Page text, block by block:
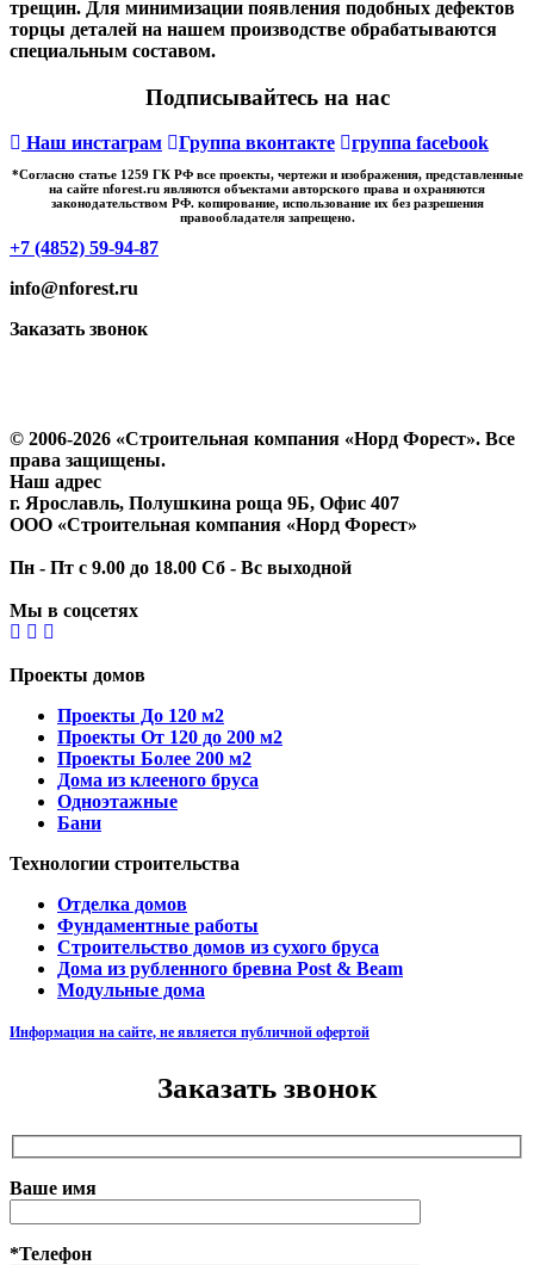
трещин. Для минимизации появления подобных дефектов
торцы деталей на нашем производстве обрабатываются
специальным составом.
Подписывайтесь на нас
Наш инстаграм Группа вконтакте группа facebook
*Cогласно статье 1259 ГК РФ все проекты, чертежи и изображения, представленные
на сайте nforest.ru являются объектами авторского права и охраняются
законодательством РФ. копирование, использование их без разрешения
правообладателя запрещено.
+7 (4852) 59-94-87
info@nforest.ru
Заказать звонок
© 2006-2026 «Строительная компания «Норд Форест». Все
права защищены.
Наш адрес
г. Ярославль, Полушкина роща 9Б, Офис 407
ООО «Строительная компания «Норд Форест»
Пн - Пт с 9.00 до 18.00 Сб - Вс выходной
Мы в соцсетях
Проекты домов
Проекты До 120 м2
Проекты От 120 до 200 м2
Проекты Более 200 м2
Дома из клееного бруса
Одноэтажные
Бани
Технологии строительства
Отделка домов
Фундаментные работы
Строительство домов из сухого бруса
Дома из рубленного бревна Post & Beam
Модульные дома
Информация на сайте, не является публичной офертой
Заказать звонок
Ваше имя
*Телефон